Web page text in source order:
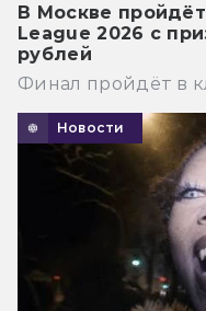
В Москве
League 2026 с
рублей
Финал пройдёт в
Новости